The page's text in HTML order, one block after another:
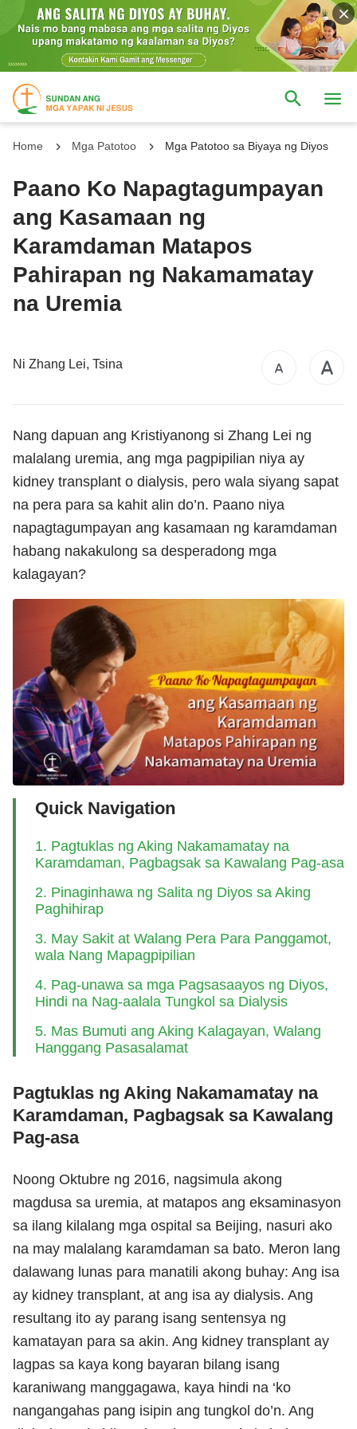
Home Mga Patotoo Mga Patotoo sa Biyaya ng Diyos
Paano Ko Napagtagumpayan
ang Kasamaan ng
Karamdaman Matapos
Pahirapan ng Nakamamatay
na Uremia
Ni Zhang Lei, Tsina
Nang dapuan ang Kristiyanong si Zhang Lei ng
malalang uremia, ang mga pagpipilian niya ay
kidney transplant o dialysis, pero wala siyang sapat
na pera para sa kahit alin do’n. Paano niya
napagtagumpayan ang kasamaan ng karamdaman
habang nakakulong sa desperadong mga
kalagayan?
Quick Navigation
1. Pagtuklas ng Aking Nakamamatay na
Karamdaman, Pagbagsak sa Kawalang Pag-asa
2. Pinaginhawa ng Salita ng Diyos sa Aking
Paghihirap
3. May Sakit at Walang Pera Para Panggamot,
wala Nang Mapagpipilian
4. Pag-unawa sa mga Pagsasaayos ng Diyos,
Hindi na Nag-aalala Tungkol sa Dialysis
5. Mas Bumuti ang Aking Kalagayan, Walang
Hanggang Pasasalamat
Pagtuklas ng Aking Nakamamatay na
Karamdaman, Pagbagsak sa Kawalang
Pag-asa
Noong Oktubre ng 2016, nagsimula akong
magdusa sa uremia, at matapos ang eksaminasyon
sa ilang kilalang mga ospital sa Beijing, nasuri ako
na may malalang karamdaman sa bato. Meron lang
dalawang lunas para manatili akong buhay: Ang isa
ay kidney transplant, at ang isa ay dialysis. Ang
resultang ito ay parang isang sentensya ng
kamatayan para sa akin. Ang kidney transplant ay
lagpas sa kaya kong bayaran bilang isang
karaniwang manggagawa, kaya hindi na ‘ko
nangangahas pang isipin ang tungkol do’n. Ang